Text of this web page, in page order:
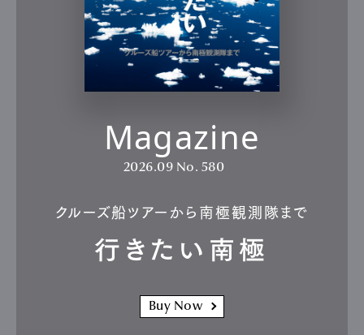
Magazine
2026.09 No. 580
クルーズ船ツアーから南極観測隊まで
行きたい南極
Buy Now